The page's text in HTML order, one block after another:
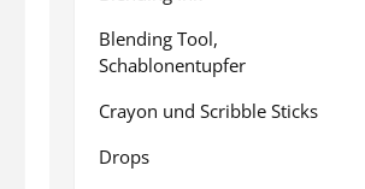
Blending Tool,
Schablonentupfer
Crayon und Scribble Sticks
Drops